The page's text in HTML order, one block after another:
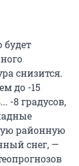
будет
снизится.
до -15
-8 градусов,
районную
снег, —